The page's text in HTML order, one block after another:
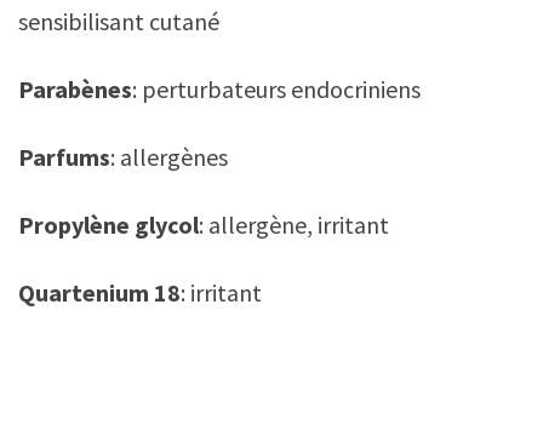
sensibilisant cutané
Parabènes: perturbateurs endocriniens
Parfums: allergènes
Propylène glycol: allergène, irritant
Quartenium 18: irritant